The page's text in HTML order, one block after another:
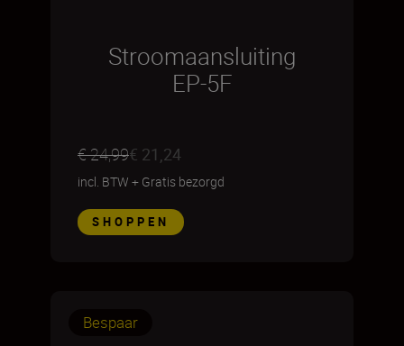
Stroomaansluiting
EP-5F
€ 24,99€ 21,24
incl. BTW + Gratis bezorgd
SHOPPEN
Bespaar